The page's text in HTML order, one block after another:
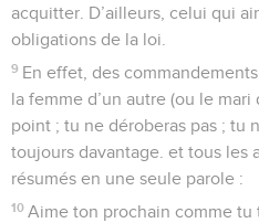
acquitter. D’ailleurs, celui qui
obligations de la loi.
9 En effet, des
la femme d’un autre (ou le mari
point ; tu ne déroberas pas ; tu
toujours davantage. et tous les
résumés en une seule parole :
10 Aime ton prochain comme tu